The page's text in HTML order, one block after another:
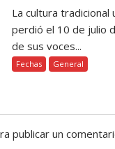
La cultura tradicional
perdió el 10 de julio
de sus voces...
Fechas General
publicar un